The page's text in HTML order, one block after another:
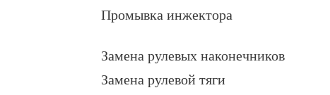
Промывка инжектора
Замена рулевых наконечников
Замена рулевой тяги